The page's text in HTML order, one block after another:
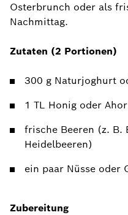
Osterbrunch oder als
Nachmittag.
Zutaten (2 Portionen)
300 g Naturjoghurt
1 TL Honig oder
frische Beeren (z. B.
Heidelbeeren)
ein paar Nüsse oder
Zubereitung